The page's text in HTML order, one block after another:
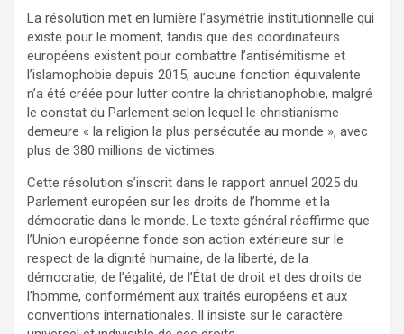
La résolution met en lumière l’asymétrie institutionnelle qui
existe pour le moment, tandis que des coordinateurs
européens existent pour combattre l’antisémitisme et
l’islamophobie depuis 2015, aucune fonction équivalente
n’a été créée pour lutter contre la christianophobie, malgré
le constat du Parlement selon lequel le christianisme
demeure « la religion la plus persécutée au monde », avec
plus de 380 millions de victimes.
Cette résolution s’inscrit dans le rapport annuel 2025 du
Parlement européen sur les droits de l’homme et la
démocratie dans le monde. Le texte général réaffirme que
l’Union européenne fonde son action extérieure sur le
respect de la dignité humaine, de la liberté, de la
démocratie, de l’égalité, de l’État de droit et des droits de
l’homme, conformément aux traités européens et aux
conventions internationales. Il insiste sur le caractère